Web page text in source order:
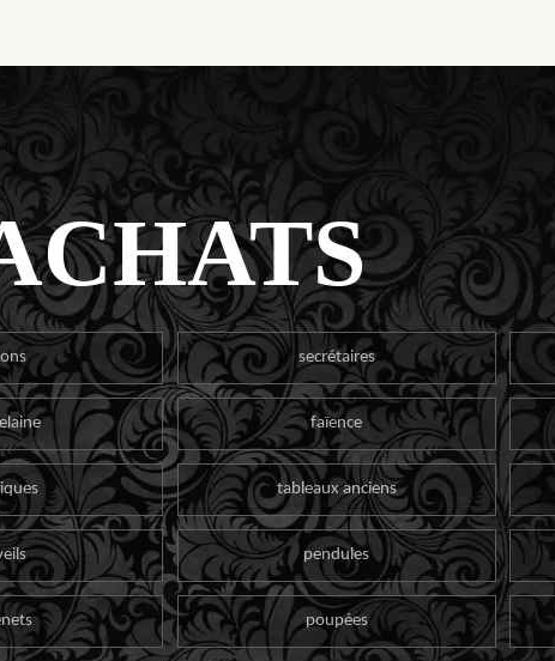
secrétaires
faïence
tableaux anciens
pendules
poupées